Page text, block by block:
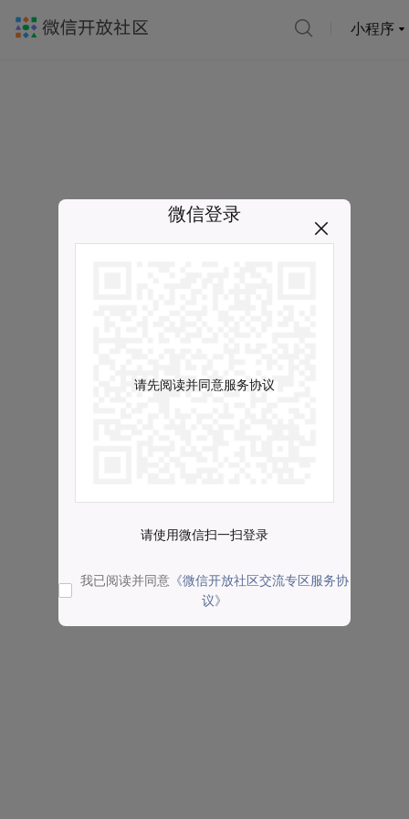
小程序
微信登录
请先阅读并同意服务协议
请使用微信扫一扫登录
我已阅读并同意 《微信开放社区交流专区服务协
议》